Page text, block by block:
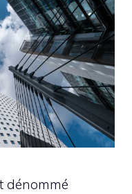
dénommé